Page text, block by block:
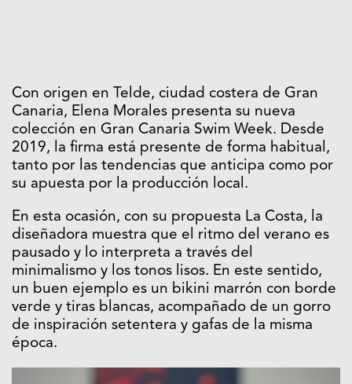
Con origen en Telde, ciudad costera de Gran
Canaria, Elena Morales presenta su nueva
colección en Gran Canaria Swim Week. Desde
2019, la firma está presente de forma habitual,
tanto por las tendencias que anticipa como por
su apuesta por la producción local.
En esta ocasión, con su propuesta La Costa, la
diseñadora muestra que el ritmo del verano es
pausado y lo interpreta a través del
minimalismo y los tonos lisos. En este sentido,
un buen ejemplo es un bikini marrón con borde
verde y tiras blancas, acompañado de un gorro
de inspiración setentera y gafas de la misma
época.